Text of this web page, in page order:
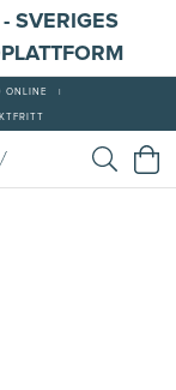
SVERIGES
ONLINE